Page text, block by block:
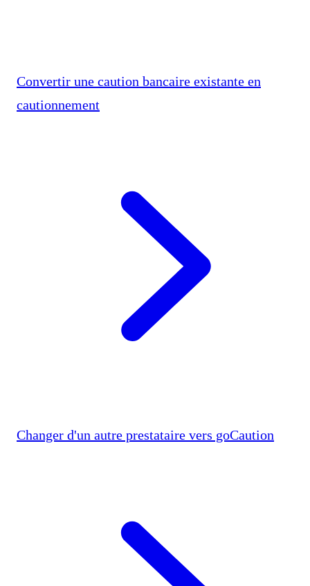
Convertir une caution bancaire existante en
cautionnement
Changer d'un autre prestataire vers goCaution